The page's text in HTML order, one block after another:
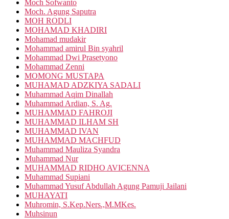
Moch Sofwanto
Moch. Agung Saputra
MOH RODLI
MOHAMAD KHADIRI
Mohamad mudakir
Mohammad amirul Bin syahril
Mohammad Dwi Prasetyono
Mohammad Zenni
MOMONG MUSTAPA
MUHAMAD ADZKIYA SADALI
Muhammad Aqim Dinallah
Muhammad Ardian, S. Ag.
MUHAMMAD FAHROJI
MUHAMMAD ILHAM SH
MUHAMMAD IVAN
MUHAMMAD MACHFUD
Muhammad Mauliza Syandra
Muhammad Nur
MUHAMMAD RIDHO AVICENNA
Muhammad Supiani
Muhammad Yusuf Abdullah Agung Pamuji Jailani
MUHAYATI
Muhromin, S.Kep.Ners.,M.MKes.
Muhsinun